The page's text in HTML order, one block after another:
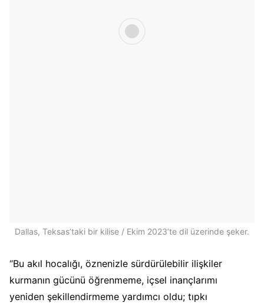
Dallas, Teksas’taki bir kilise / Ekim 2023’te dil üzerinde şeker.
“Bu akıl hocalığı, öznenizle sürdürülebilir ilişkiler
kurmanın gücünü öğrenmeme, içsel inançlarımı
yeniden şekillendirmeme yardımcı oldu; tıpkı